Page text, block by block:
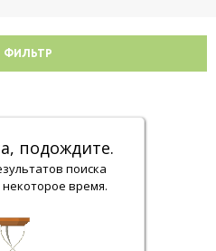
ФИЛЬТР
подождите.
поиска
время.